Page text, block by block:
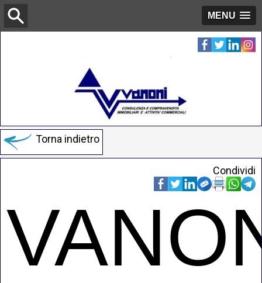
MENU
Torna indietro
Condividi